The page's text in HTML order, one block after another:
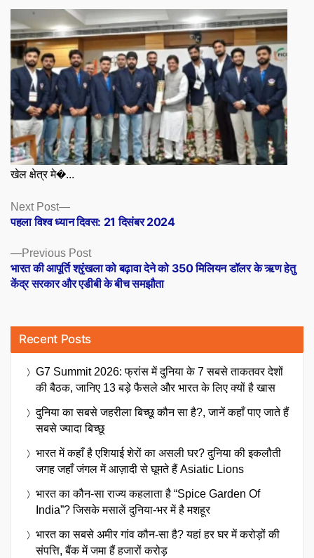
खेल क्षेत्र मे�...
Posts
navigation
Previous PostPrevious
post:
भारत की आपूर्ति श्रृंखला को बढ़ावा देने को 350 मिलियन डॉलर के ऋण हेतु
केंद्र सरकार और एडीबी के बीच समझौता
Next Post
Next
post:
पहला विश्व ध्यान दिवस: 21 दिसंबर 2024
Recent Posts
G7 Summit 2026: फ्रांस में दुनिया के 7 सबसे ताकतवर देशों
की बैठक, जानिए 13 बड़े फैसले और भारत के लिए क्यों है खास
दुनिया का सबसे जहरीला बिच्छू कौन सा है?, जानें कहाँ पाए जाते हैं
सबसे ज्यादा बिच्छू
भारत में कहाँ है एशियाई शेरों का असली घर? दुनिया की इकलौती
जगह जहाँ जंगल में आज़ादी से घूमते हैं Asiatic Lions
भारत का कौन-सा राज्य कहलाता है “Spice Garden Of
India”? जिसके मसालें दुनिया-भर में है मशहूर
भारत का सबसे अमीर गांव कौन-सा है? यहां हर घर में करोड़ों की
संपत्ति, बैंक में जमा हैं हजारों करोड़